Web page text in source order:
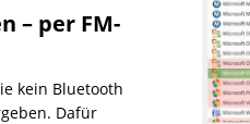
– per FM-
kein Bluetooth
Dafür